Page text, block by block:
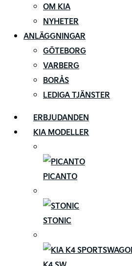
OM KIA
NYHETER
ANLÄGGNINGAR
GÖTEBORG
VARBERG
BORÅS
LEDIGA TJÄNSTER
ERBJUDANDEN
KIA MODELLER
PICANTO
STONIC